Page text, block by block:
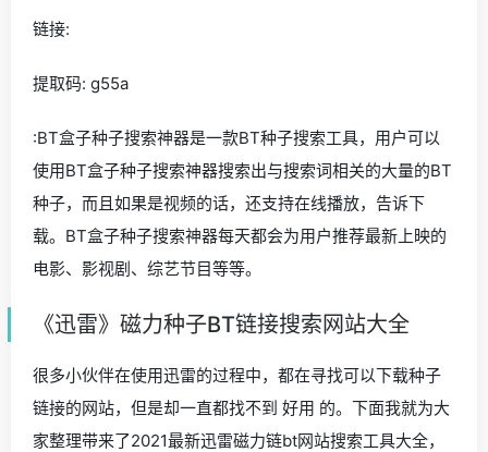
链接:
提取码: g55a
:BT盒子种子搜索神器是一款BT种子搜索工具，用户可以
使用BT盒子种子搜索神器搜索出与搜索词相关的大量的BT
种子，而且如果是视频的话，还支持在线播放，告诉下
载。BT盒子种子搜索神器每天都会为用户推荐最新上映的
电影、影视剧、综艺节目等等。
《迅雷》磁力种子BT链接搜索网站大全
很多小伙伴在使用迅雷的过程中，都在寻找可以下载种子
链接的网站，但是却一直都找不到 好用 的。下面我就为大
家整理带来了2021最新迅雷磁力链bt网站搜索工具大全，